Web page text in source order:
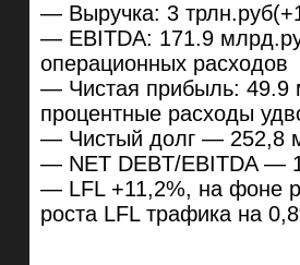
— Выручка: 3
— EBITDA: 171.9
операционных расходов
— Чистая прибыль: 49.9
процентные расходы
— Чистый долг — 252,8
— NET DEBT/EBITDA —
— LFL +11,2%, на фоне
роста LFL трафика на